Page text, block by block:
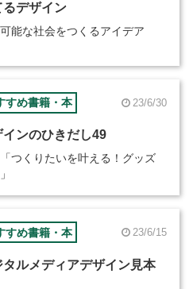
るデザイン
能な社会をつくるアイデア
すめ書籍・本 23/6/30
インのひきだし49
つくりたいを叶える！グッズ
すめ書籍・本 23/6/15
タルメディアデザイン見本